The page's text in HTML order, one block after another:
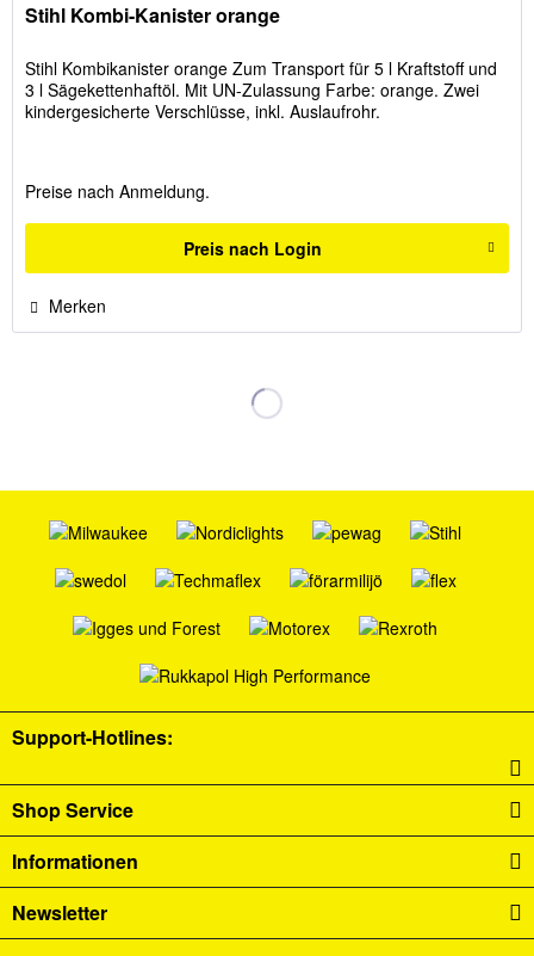
Stihl Kombi-Kanister orange
Stihl Kombikanister orange Zum Transport für 5 l Kraftstoff und
3 l Sägekettenhaftöl. Mit UN-Zulassung Farbe: orange. Zwei
kindergesicherte Verschlüsse, inkl. Auslaufrohr.
Preise nach Anmeldung.
Preis nach Login
Merken
Support-Hotlines:
Shop Service
Informationen
Newsletter